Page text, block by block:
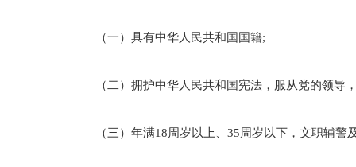
（一）具有中华人民共和国国籍;
（二）拥护中华人民共和国宪法，服从党的领导
（三）年满18周岁以上、35周岁以下，文职辅警